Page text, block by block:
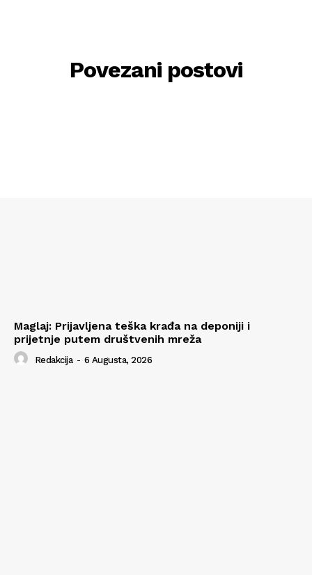
Povezani postovi
Maglaj: Prijavljena teška krađa na deponiji i
prijetnje putem društvenih mreža
Redakcija - 6 Augusta, 2026